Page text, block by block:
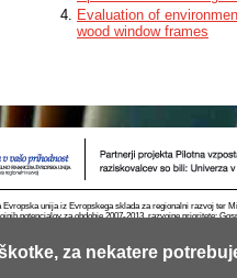
za nekatere
Evaluation of
wood window frames
Evropska unija iz Evropskega sklada za regionalni razvoj ter
potencialov za obdobje 2007-2013, razvojne prioritete:
RSS Piškotki Pogoji